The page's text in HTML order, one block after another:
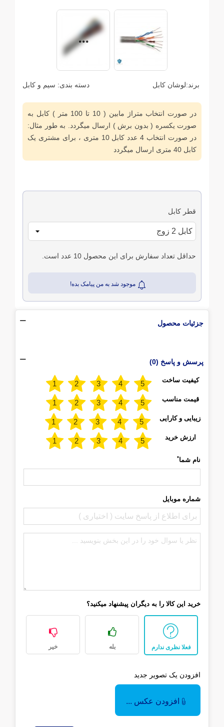
برند:لوشان کابل دسته بندی: سیم و کابل
در صورت انتخاب متراژ مابین ( 10 تا 100 متر ) کابل به
صورت یکسره ( بدون برش ) ارسال میگردد. به طور مثال:
در صورت انتخاب 4 عدد کابل 10 متری ، برای مشتری یک
کابل 40 متری ارسال میگردد
قطر کابل
حداقل تعداد سفارش برای این محصول 10 عدد است.
موجود شد به من پیامک بده!
جزئیات محصول
پرسش و پاسخ (0)
کیفیت ساخت
قیمت مناسب
زیبایی و کارایی
ارزش خرید
نام شما*
شماره موبایل
خرید این کالا را به دیگران پیشنهاد میکنید؟
فعلا نظری ندارم بله خیر
افزودن یک تصویر جدید
افزودن عکس ...